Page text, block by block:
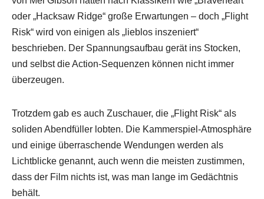
oder „Hacksaw Ridge“ große Erwartungen – doch „Flight
Risk“ wird von einigen als „lieblos inszeniert“
beschrieben. Der Spannungsaufbau gerät ins Stocken,
und selbst die Action-Sequenzen können nicht immer
überzeugen.
Trotzdem gab es auch Zuschauer, die „Flight Risk“ als
soliden Abendfüller lobten. Die Kammerspiel-Atmosphäre
und einige überraschende Wendungen werden als
Lichtblicke genannt, auch wenn die meisten zustimmen,
dass der Film nichts ist, was man lange im Gedächtnis
behält.